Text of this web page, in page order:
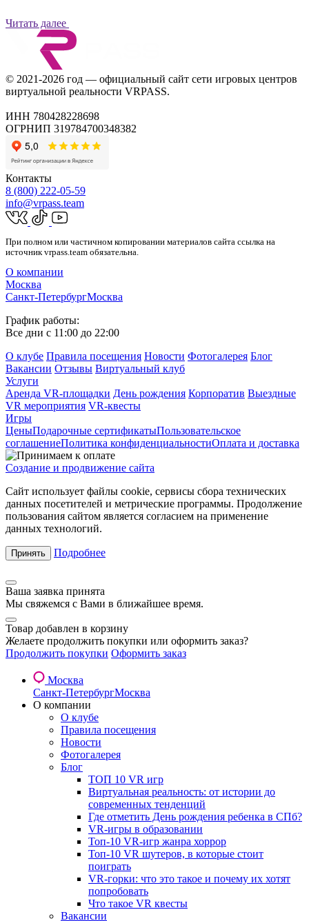
Читать далее
© 2021-2026 год — официальный сайт cети игровых центров
виртуальной реальности VRPASS.
ИНН 780428228698
ОГРНИП 319784700348382
Контакты
8 (800) 222-05-59
info@vrpass.team
При полном или частичном копировании материалов сайта ссылка на
источник vrpass.team обязательна.
О компании
Москва
Санкт-ПетербургМосква
График работы:
Все дни с 11:00 до 22:00
О клубе Правила посещения Новости Фотогалерея Блог
Вакансии Отзывы Виртуальный клуб
Услуги
Аренда VR-площадки День рождения Корпоратив Выездные
VR мероприятия VR-квесты
Игры
ЦеныПодарочные сертификатыПользовательское
соглашениеПолитика конфиденциальностиОплата и доставка
Создание и продвижение сайта
Сайт использует файлы cookie, сервисы сбора технических
данных посетителей и метрические программы. Продолжение
пользования сайтом является согласием на применение
данных технологий.
Принять Подробнее
Ваша заявка принята
Мы свяжемся с Вами в ближайшее время.
Товар добавлен в корзину
Желаете продолжить покупки или оформить заказ?
Продолжить покупки Оформить заказ
Москва
Санкт-ПетербургМосква
О компании
О клубе
Правила посещения
Новости
Фотогалерея
Блог
ТОП 10 VR игр
Виртуальная реальность: от истории до
современных тенденций
Где отметить День рождения ребенка в СПб?
VR-игры в образовании
Топ-10 VR-игр жанра хоррор
Топ-10 VR шутеров, в которые стоит
поиграть
VR-горки: что это такое и почему их хотят
попробовать
Что такое VR квесты
Вакансии